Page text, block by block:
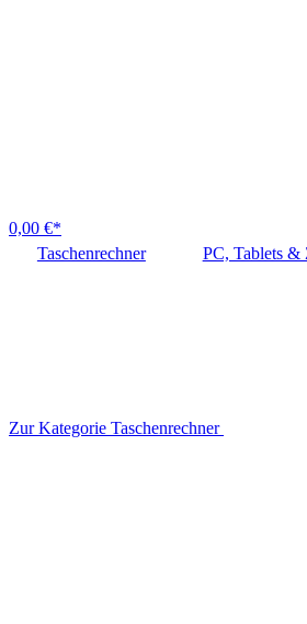
0,00 €*
Taschenrechner
PC, Tablets &
Zur Kategorie Taschenrechner